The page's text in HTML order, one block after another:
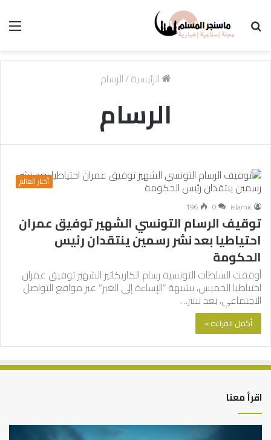
الرئيسية/الرسام
الرسام
أخبار العالم
islamic
0
196
توقيف الرسام التونسي الشهير توفيق عمران
احتياطيا بعد نشر رسمين ينتقدان رئيس
الحكومة
أوقفت السلطات التونسية رسام الكاريكاتير الشهير توفيق عمران
احتياطيا الخميس، بشبهة “الإساءة إلى الغير” عبر مواقع التواصل
الاجتماعي، بعد نشر…
أكمل القراءة »
اقرأ معنا
التوازن